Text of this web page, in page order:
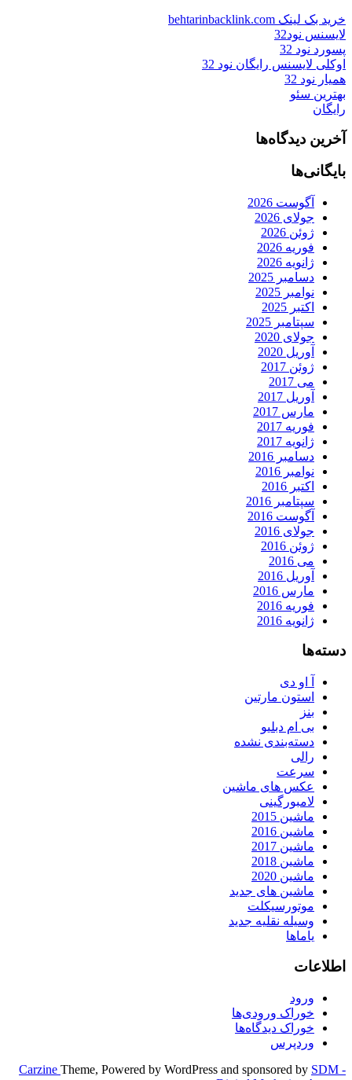
خرید بک لینک behtarinbacklink.com
لایسنس نود32
پسورد نود 32
اوکلی لایسنس رایگان نود 32
همیار نود 32
بهترین سئو
رایگان
آخرین دیدگاه‌ها
بایگانی‌ها
آگوست 2026
جولای 2026
ژوئن 2026
فوریه 2026
ژانویه 2026
دسامبر 2025
نوامبر 2025
اکتبر 2025
سپتامبر 2025
جولای 2020
آوریل 2020
ژوئن 2017
می 2017
آوریل 2017
مارس 2017
فوریه 2017
ژانویه 2017
دسامبر 2016
نوامبر 2016
اکتبر 2016
سپتامبر 2016
آگوست 2016
جولای 2016
ژوئن 2016
می 2016
آوریل 2016
مارس 2016
فوریه 2016
ژانویه 2016
دسته‌ها
آ او دی
استون مارتین
بنز
بی ام دبلیو
دسته‌بندی نشده
رالی
سرعت
عکس های ماشین
لامبورگینی
ماشین 2015
ماشین 2016
ماشین 2017
ماشین 2018
ماشین 2020
ماشین های جدید
موتورسیکلت
وسیله نقلیه جدید
یاماها
اطلاعات
ورود
خوراک ورودی‌ها
خوراک دیدگاه‌ها
وردپرس
Carzine Theme, Powered by WordPress and sponsored by SDM -